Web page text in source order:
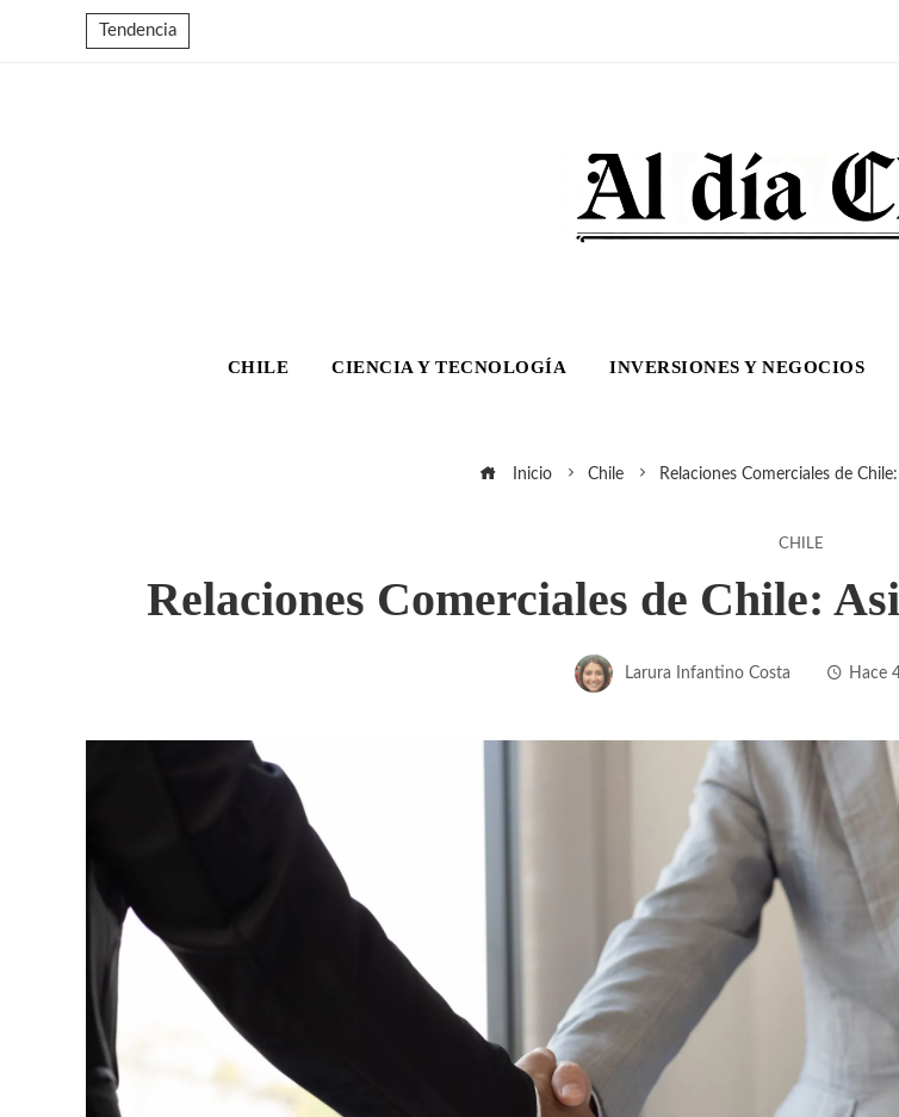
Tendencia
CHILE CIENCIA Y TECNOLOGÍA INVERSIONES Y NEGOCIOS
Inicio Chile Relaciones Comerciales de
CHILE
Relaciones Comerciales de Chile:
Larura Infantino Costa Hace